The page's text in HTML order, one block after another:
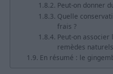
Peut-on donner
Quelle
frais ?
Peut-on associer
remèdes
En résumé : le